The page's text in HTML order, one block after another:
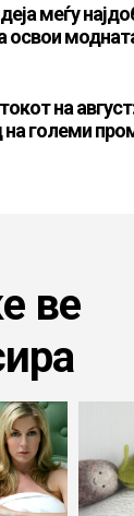
меѓу
освои
на
на големи
ве